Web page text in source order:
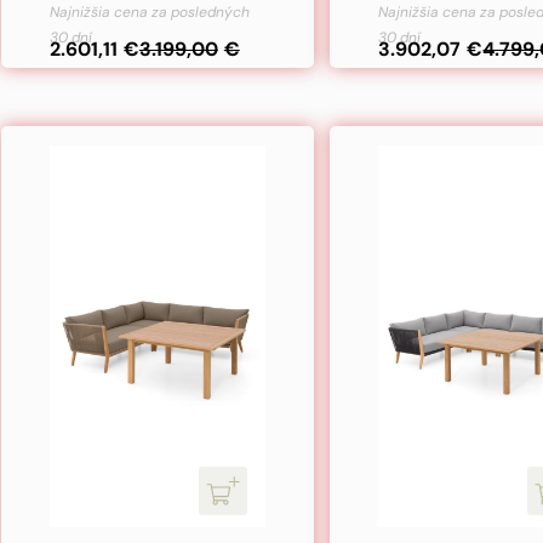
3.199,00 €
2.601,11 €
Najnižšia cena za posledných
30 dní
cena
bola:
4.799,00€.
3.902,07 €
cena
je:
3.902,07€.
Najnižšia cena za
30 dní